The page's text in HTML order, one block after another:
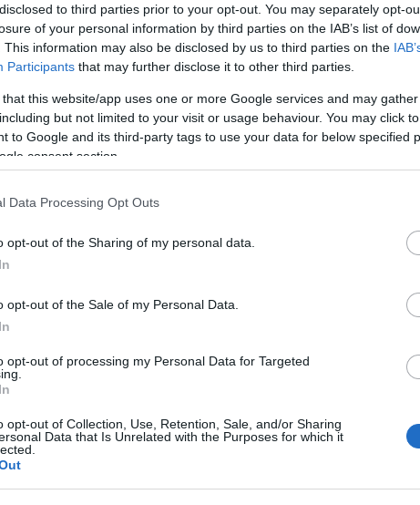
to third parties prior to your opt-out. You may separately opt-
of your personal information by third parties on the IAB’s list of
This information may also be disclosed by us to third parties on the
Participants that may further disclose it to other third parties.
that this website/app uses one or more Google services and may
but not limited to your visit or usage behaviour. You may click
to Google and its third-party tags to use your data for below specified
consent section.
Data Processing Opt Outs
opt-out of the Sharing of my personal data.
opt-out of the Sale of my Personal Data.
opt-out of processing my Personal Data for Targeted
opt-out of Collection, Use, Retention, Sale, and/or Sharing
Data that Is Unrelated with the Purposes for which it